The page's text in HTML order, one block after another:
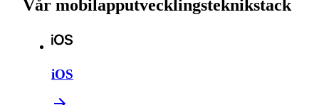
Vår mobilapputvecklingsteknikstack
iOS